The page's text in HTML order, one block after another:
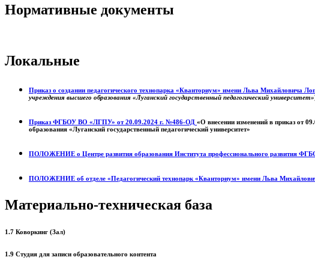
Нормативные документы
Локальные
Приказ о создании педагогического технопарка «Кванториум» имени Льва Михайловича
учреждения высшего образования «Луганский государственный педагогический университет»
Приказ ФГБОУ ВО «ЛГПУ» от 20.09.2024 г. №486-ОД «О внесении изменений в приказ от
образования «Луганский государственный педагогический университет»
ПОЛОЖЕНИЕ о Центре развития образования Института профессионального развития
ПОЛОЖЕНИЕ об отделе «Педагогический технопарк «Кванториум» имени Льва
Материально-техническая база
1.7 Коворкинг (Зал)
1.9 Студия для записи образовательного контента